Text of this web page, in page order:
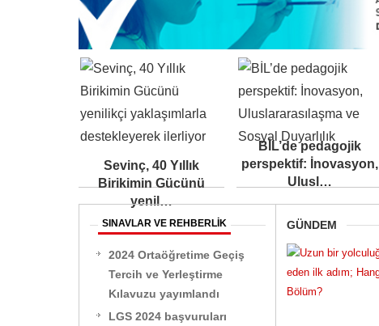
Sevinç, 40 Yıllık
Birikimin Gücünü
yenil…
BİL’de pedagojik
perspektif: İnovasyon,
Ulusl…
SINAVLAR VE REHBERLİK
2024 Ortaöğretime Geçiş
Tercih ve Yerleştirme
Kılavuzu yayımlandı
LGS 2024 başvuruları
GÜNDEM